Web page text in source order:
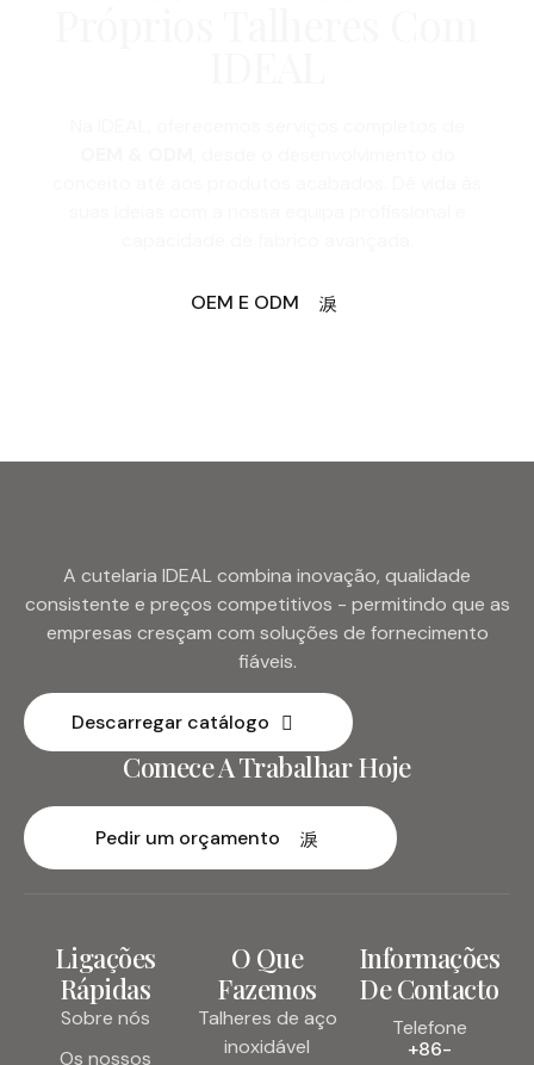
OEM E ODM
A cutelaria IDEAL combina inovação, qualidade
consistente e preços competitivos - permitindo que as
empresas cresçam com soluções de fornecimento
fiáveis.
Descarregar catálogo
Comece A Trabalhar Hoje
Pedir um orçamento
Ligações
Rápidas
Sobre nós
Os nossos
O Que
Fazemos
Talheres de aço
inoxidável
Informações
De Contacto
Telefone
+86-